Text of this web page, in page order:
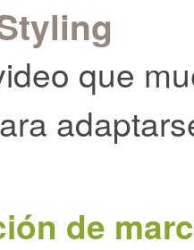
que
de